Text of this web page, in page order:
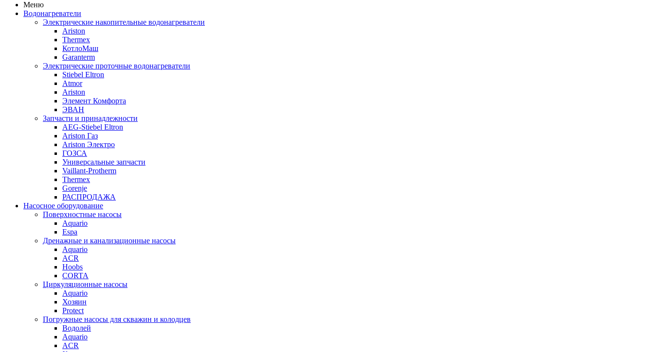
Меню
Водонагреватели
Электрические накопительные водонагреватели
Ariston
Thermex
КотлоМаш
Garanterm
Электрические проточные водонагреватели
Stiebel Eltron
Atmor
Ariston
Элемент Комфорта
ЭВАН
Запчасти и принадлежности
AEG-Stiebel Eltron
Ariston Газ
Ariston Электро
ГОЗСА
Универсальные запчасти
Vaillant-Protherm
Thermex
Gorenje
РАСПРОДАЖА
Насосное оборудование
Поверхностные насосы
Aquario
Espa
Дренажные и канализационные насосы
Aquario
ACR
Hoobs
CORTA
Циркуляционные насосы
Aquario
Хозяин
Protect
Погружные насосы для скважин и колодцев
Водолей
Aquario
ACR